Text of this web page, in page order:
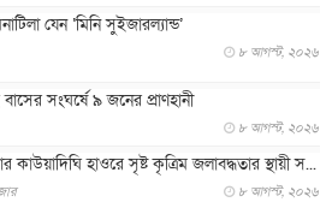
যেন ‘মিনি সুইজারল্যান্ড’
৮ আগস্ট, ২০২৬
সংঘর্ষে ৯ জনের প্রাণহানী
৮ আগস্ট, ২০২৬
কাউয়াদিঘি হাওরে সৃষ্ট কৃত্রিম জলাবদ্ধতার স্থায়ী স...
৮ আগস্ট, ২০২৬